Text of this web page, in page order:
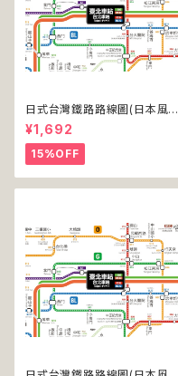
日式台灣鐵路路線圖(日本風台
湾鉄道路線図)(デジタル版／L
T)
¥1,692
15%OFF